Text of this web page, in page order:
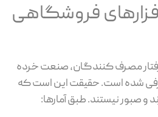
افزارهای فروشگاهی
رفتار مصرف کنندگان، صنعت خرده
شده است. حقیقت این است که
و صبور نیستند. طبق آمارها: